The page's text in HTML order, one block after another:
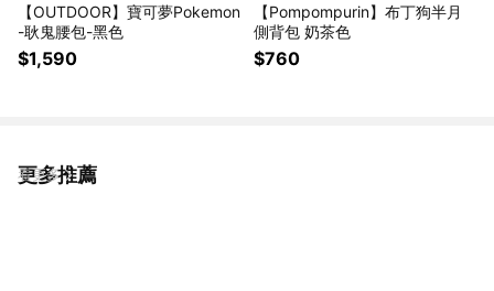
【OUTDOOR】寶可夢Pokemon
-耿鬼腰包-黑色
$1,590
【Pompompurin】布丁狗半月
側背包 奶茶色
$760
更多推薦
看更多